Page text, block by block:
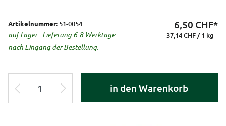
Artikelnummer: 51-0054
auf Lager - Lieferung 6-8 Werktage
nach Eingang der Bestellung.
6,50 CHF*
37,14 CHF / 1 kg
in den Warenkorb